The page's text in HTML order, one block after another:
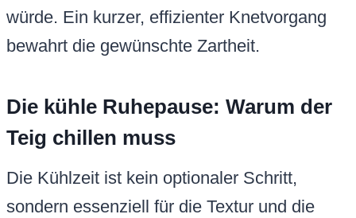
würde. Ein kurzer, effizienter Knetvorgang
bewahrt die gewünschte Zartheit.
Die kühle Ruhepause: Warum der
Teig chillen muss
Die Kühlzeit ist kein optionaler Schritt,
sondern essenziell für die Textur und die